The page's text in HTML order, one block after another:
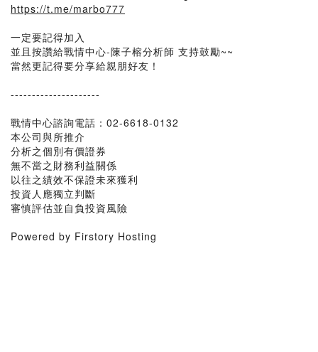
https://t.me/marbo777
一定要記得加入
並且按讚給戰情中心-陳子榕分析師 支持鼓勵~~
當然更記得要分享給親朋好友！
---------------------
戰情中心諮詢電話：02-6618-0132
本公司與所推介
分析之個別有價證券
無不當之財務利益關係
以往之績效不保證未來獲利
投資人應獨立判斷
審慎評估並自負投資風險
Powered by Firstory Hosting